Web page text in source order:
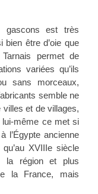
gascons est très
être d’oie que
permet de
variées qu’ils
sans morceaux,
semble ne
et de villages,
lui-même ce met si
l’Égypte ancienne
XVIIIe siècle
la région et plus
la France, mais